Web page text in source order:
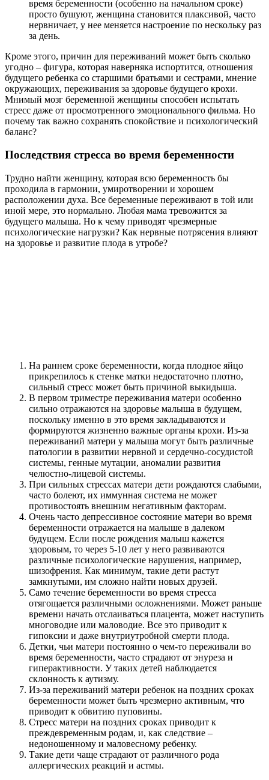
время беременности (особенно на начальном сроке)
просто бушуют, женщина становится плаксивой, часто
нервничает, у нее меняется настроение по нескольку раз
за день.
Кроме этого, причин для переживаний может быть сколько
угодно – фигура, которая наверняка испортится, отношения
будущего ребенка со старшими братьями и сестрами, мнение
окружающих, переживания за здоровье будущего крохи.
Мнимый мозг беременной женщины способен испытать
стресс даже от просмотренного эмоционального фильма. Но
почему так важно сохранять спокойствие и психологический
баланс?
Последствия стресса во время беременности
Трудно найти женщину, которая всю беременность бы
проходила в гармонии, умиротворении и хорошем
расположении духа. Все беременные переживают в той или
иной мере, это нормально. Любая мама тревожится за
будущего малыша. Но к чему приводят чрезмерные
психологические нагрузки? Как нервные потрясения влияют
на здоровье и развитие плода в утробе?
На раннем сроке беременности, когда плодное яйцо
прикрепилось к стенке матки недостаточно плотно,
сильный стресс может быть причиной выкидыша.
В первом триместре переживания матери особенно
сильно отражаются на здоровье малыша в будущем,
поскольку именно в это время закладываются и
формируются жизненно важные органы крохи. Из-за
переживаний матери у малыша могут быть различные
патологии в развитии нервной и сердечно-сосудистой
системы, генные мутации, аномалии развития
челюстно-лицевой системы.
При сильных стрессах матери дети рождаются слабыми,
часто болеют, их иммунная система не может
противостоять внешним негативным факторам.
Очень часто депрессивное состояние матери во время
беременности отражается на малыше в далеком
будущем. Если после рождения малыш кажется
здоровым, то через 5-10 лет у него развиваются
различные психологические нарушения, например,
шизофрения. Как минимум, такие дети растут
замкнутыми, им сложно найти новых друзей.
Само течение беременности во время стресса
отягощается различными осложнениями. Может раньше
времени начать отслаиваться плацента, может наступить
многоводие или маловодие. Все это приводит к
гипоксии и даже внутриутробной смерти плода.
Детки, чьи матери постоянно о чем-то переживали во
время беременности, часто страдают от энуреза и
гиперактивности. У таких детей наблюдается
склонность к аутизму.
Из-за переживаний матери ребенок на поздних сроках
беременности может быть чрезмерно активным, что
приводит к обвитию пуповины.
Стресс матери на поздних сроках приводит к
преждевременным родам, и, как следствие –
недоношенному и маловесному ребенку.
Такие дети чаще страдают от различного рода
аллергических реакций и астмы.